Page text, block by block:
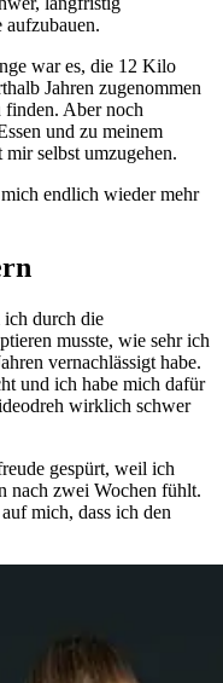
aufzubauen.
war es, die 12 Kilo
Jahren zugenommen
finden. Aber noch
und zu meinem
selbst umzugehen.
endlich wieder mehr
durch die
musste, wie sehr ich
vernachlässigt habe.
und ich habe mich dafür
wirklich schwer
gespürt, weil ich
nach zwei Wochen fühlt.
mich, dass ich den